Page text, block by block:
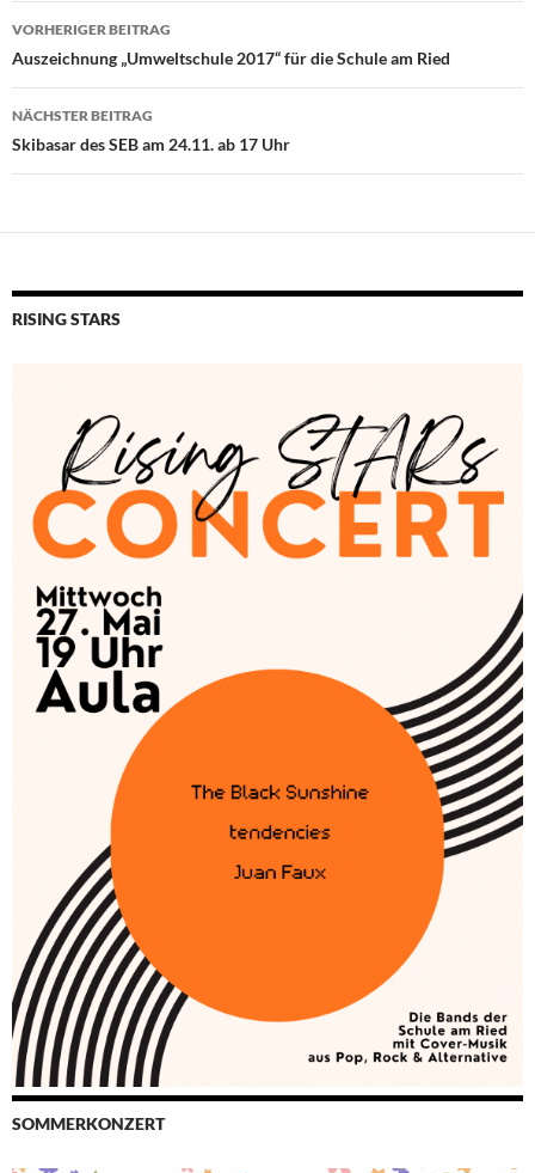
Beitragsnavigation
VORHERIGER BEITRAG
Auszeichnung „Umweltschule 2017“ für die Schule am Ried
NÄCHSTER BEITRAG
Skibasar des SEB am 24.11. ab 17 Uhr
RISING STARS
SOMMERKONZERT